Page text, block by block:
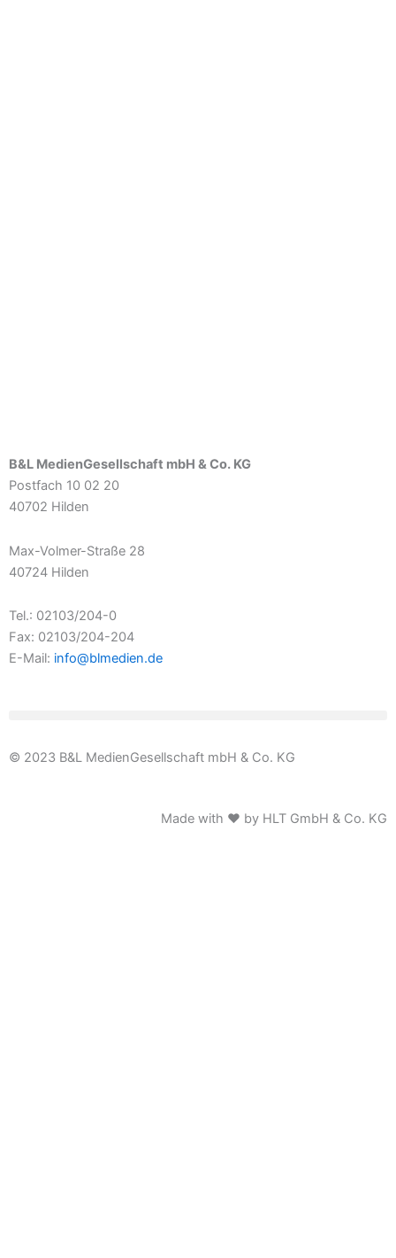
B&L MedienGesellschaft mbH & Co. KG
Postfach 10 02 20
40702 Hilden
Max-Volmer-Straße 28
40724 Hilden
Tel.: 02103/204-0
Fax: 02103/204-204
E-Mail: info@blmedien.de
© 2023 B&L MedienGesellschaft mbH & Co. KG
Made with ♥ by HLT GmbH & Co. KG